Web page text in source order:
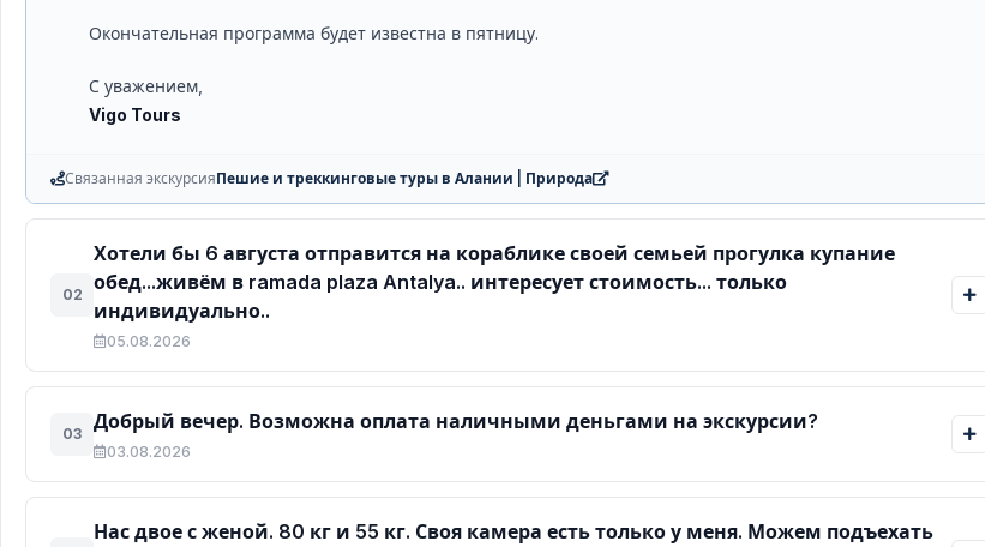
Окончательная программа будет известна в пятницу.
С уважением,
Vigo Tours
Связанная экскурсияПешие и треккинговые туры в Алании | Природа
02
Хотели бы 6 августа отправится на кораблике своей семьей прогулка купание
обед...живём в ramada plaza Antalya.. интересует стоимость... только
индивидуально..
05.08.2026
03
Добрый вечер. Возможна оплата наличными деньгами на экскурсии?
03.08.2026
Нас двое с женой. 80 кг и 55 кг. Своя камера есть только у меня. Можем подъехать